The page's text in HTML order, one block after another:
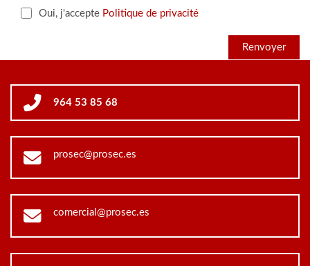
Oui, j'accepte Politique de privacité
964 53 85 68
prosec@prosec.es
comercial@prosec.es